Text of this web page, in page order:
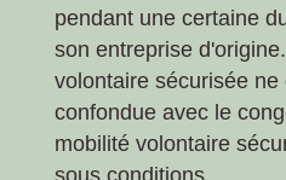
pendant une certaine
son entreprise
volontaire sécurisée ne
confondue avec le
mobilité volontaire
sous conditions.